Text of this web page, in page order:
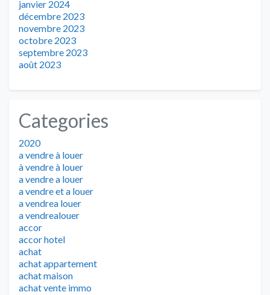
janvier 2024
décembre 2023
novembre 2023
octobre 2023
septembre 2023
août 2023
Categories
2020
a vendre à louer
à vendre à louer
a vendre a louer
a vendre et a louer
a vendrea louer
a vendrealouer
accor
accor hotel
achat
achat appartement
achat maison
achat vente immo